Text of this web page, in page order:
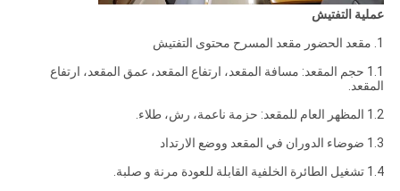
عملية التفتيش
1. مقعد الحضور مقعد المسرح محتوى التفتيش
1.1 حجم المقعد: مسافة المقعد، ارتفاع المقعد، عمق المقعد، ارتفاع
المقعد.
1.2 المظهر العام للمقعد: حزمة ناعمة، رش، طلاء.
1.3 ضوضاء الدوران في المقعد ووضع الارتداد
1.4 تشغيل الطائرة الخلفية القابلة للعودة مرنة و صلبة.